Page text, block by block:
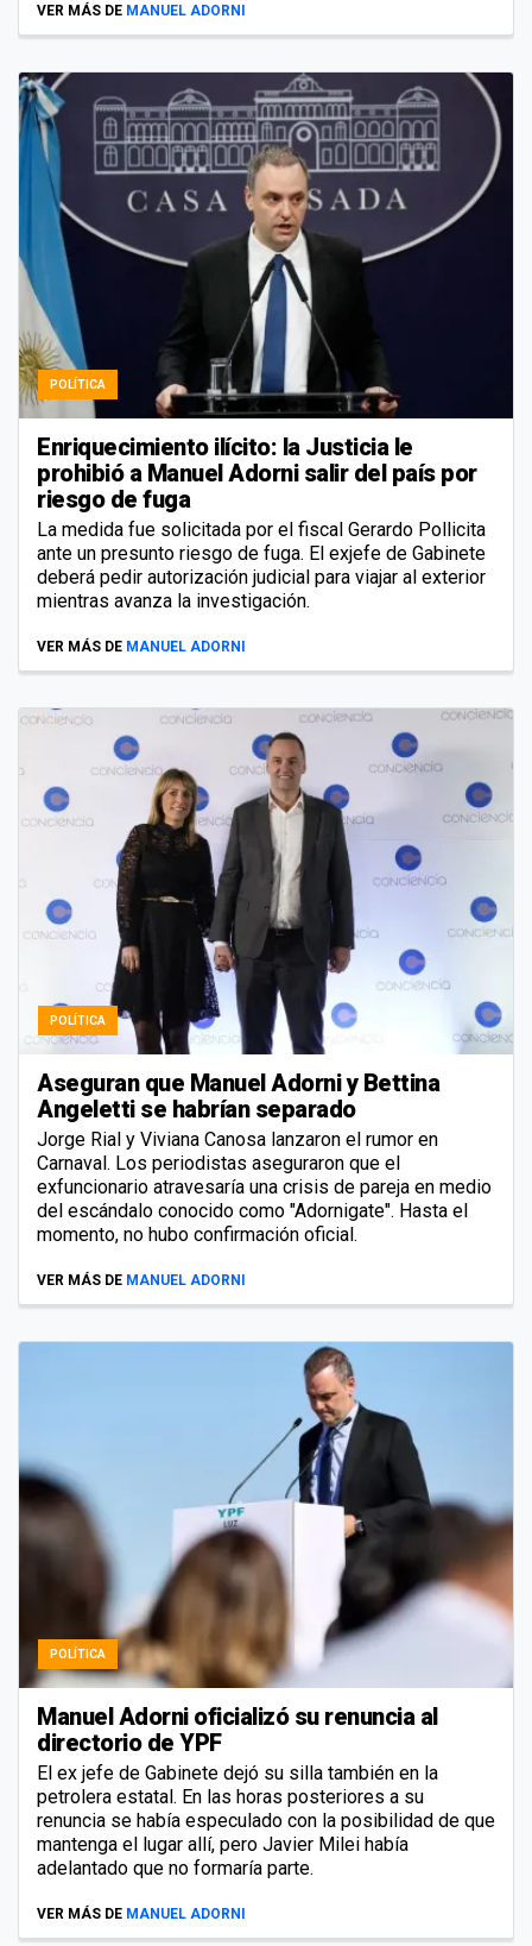
VER MÁS DE MANUEL ADORNI
POLÍTICA
Enriquecimiento ilícito: la Justicia le
prohibió a Manuel Adorni salir del país por
riesgo de fuga
La medida fue solicitada por el fiscal Gerardo Pollicita
ante un presunto riesgo de fuga. El exjefe de Gabinete
deberá pedir autorización judicial para viajar al exterior
mientras avanza la investigación.
VER MÁS DE MANUEL ADORNI
POLÍTICA
Aseguran que Manuel Adorni y Bettina
Angeletti se habrían separado
Jorge Rial y Viviana Canosa lanzaron el rumor en
Carnaval. Los periodistas aseguraron que el
exfuncionario atravesaría una crisis de pareja en medio
del escándalo conocido como "Adornigate". Hasta el
momento, no hubo confirmación oficial.
VER MÁS DE MANUEL ADORNI
POLÍTICA
Manuel Adorni oficializó su renuncia al
directorio de YPF
El ex jefe de Gabinete dejó su silla también en la
petrolera estatal. En las horas posteriores a su
renuncia se había especulado con la posibilidad de que
mantenga el lugar allí, pero Javier Milei había
adelantado que no formaría parte.
VER MÁS DE MANUEL ADORNI